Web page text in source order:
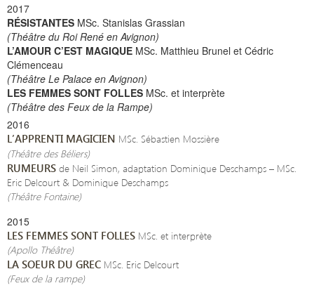
2017
RÉSISTANTES MSc. Stanislas Grassian
(Théâtre du Roi René en Avignon)
L’AMOUR C’EST MAGIQUE MSc. Matthieu Brunel et Cédric
Clémenceau
(Théâtre Le Palace en Avignon)
LES FEMMES SONT FOLLES MSc. et interprète
(Théâtre des Feux de la Rampe)
2016
L’APPRENTI MAGICIEN MSc. Sébastien Mossière
(Théâtre des Béliers)
RUMEURS de Neil Simon, adaptation Dominique Deschamps – MSc.
Eric Delcourt & Dominique Deschamps
(Théâtre Fontaine)
2015
LES FEMMES SONT FOLLES MSc. et interprète
(Apollo Théâtre)
LA SOEUR DU GREC MSc. Eric Delcourt
(Feux de la rampe)